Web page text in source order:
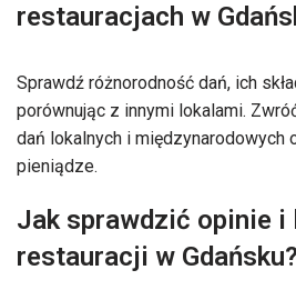
restauracjach w
Sprawdź różnorodność dań, ich
porównując z innymi lokalami.
dań lokalnych i międzynarodowych
pieniądze.
Jak sprawdzić opinie
restauracji w Gdańsku?